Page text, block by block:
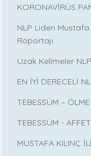
KORONAVİRÜS
NLP Lideri Mustafa
Röportajı
Uzak Kelimeler
EN İYİ DERECELİ
TEBESSÜM –
TEBESSÜM -
MUSTAFA KILINÇ